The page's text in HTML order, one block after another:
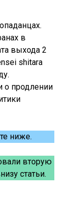
в
выхода 2
shitara
о продлении
ниже.
вторую
статьи.